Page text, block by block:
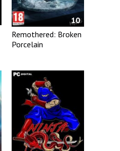
10
Remothered: Broken
Porcelain